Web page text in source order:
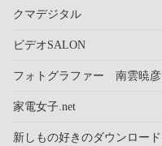
クマデジタル
ビデオSALON
フォトグラファー 南雲暁彦
家電女子.net
新しもの好きのダウンロード